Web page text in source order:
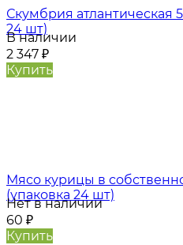
Скумбрия атлантическая
24 шт)
В наличии
2 347 ₽
Купить
Мясо курицы в
(упаковка 24 шт)
Нет в наличии
60 ₽
Купить